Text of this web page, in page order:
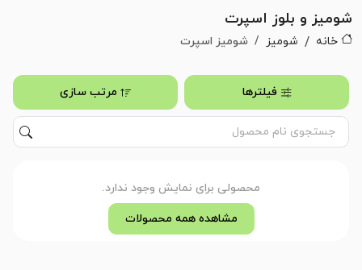
شومیز و بلوز اسپرت
خانه شومیز شومیز اسپرت
فیلترها مرتب سازی
محصولی برای نمایش وجود ندارد.
مشاهده همه محصولات